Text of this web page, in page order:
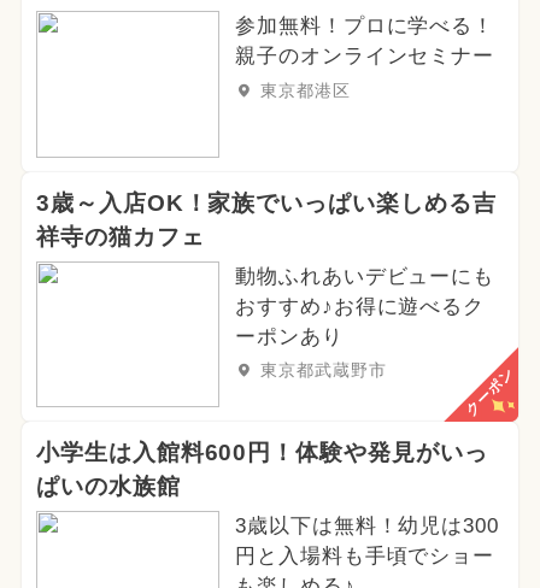
参加無料！プロに学べる！
親子のオンラインセミナー
東京都港区
3歳～入店OK！家族でいっぱい楽しめる吉
祥寺の猫カフェ
動物ふれあいデビューにも
おすすめ♪お得に遊べるク
ーポンあり
東京都武蔵野市 クーポン
小学生は入館料600円！体験や発見がいっ
ぱいの水族館
3歳以下は無料！幼児は300
円と入場料も手頃でショー